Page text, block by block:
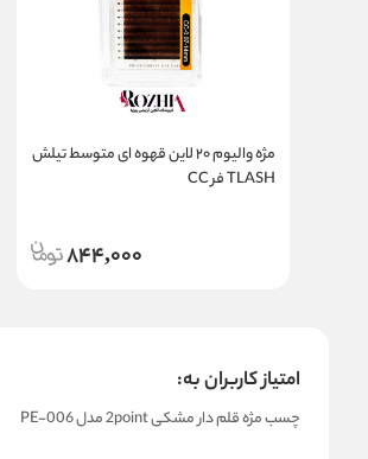
مژه والیوم ۲۰ لاین قهوه ای متوسط تیلش
TLASH فر CC
844,000
امتیاز کاربران به:
چسب مژه قلم دار مشکی 2point مدل PE-006